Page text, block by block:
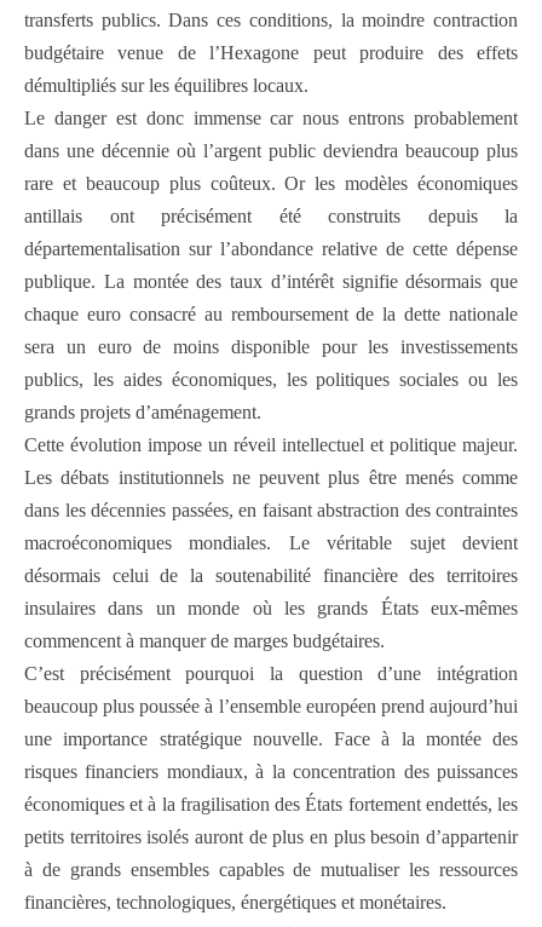
transferts publics. Dans ces conditions, la moindre contraction
budgétaire venue de l’Hexagone peut produire des effets
démultipliés sur les équilibres locaux.
Le danger est donc immense car nous entrons probablement
dans une décennie où l’argent public deviendra beaucoup plus
rare et beaucoup plus coûteux. Or les modèles économiques
antillais ont précisément été construits depuis la
départementalisation sur l’abondance relative de cette dépense
publique. La montée des taux d’intérêt signifie désormais que
chaque euro consacré au remboursement de la dette nationale
sera un euro de moins disponible pour les investissements
publics, les aides économiques, les politiques sociales ou les
grands projets d’aménagement.
Cette évolution impose un réveil intellectuel et politique majeur.
Les débats institutionnels ne peuvent plus être menés comme
dans les décennies passées, en faisant abstraction des contraintes
macroéconomiques mondiales. Le véritable sujet devient
désormais celui de la soutenabilité financière des territoires
insulaires dans un monde où les grands États eux-mêmes
commencent à manquer de marges budgétaires.
C’est précisément pourquoi la question d’une intégration
beaucoup plus poussée à l’ensemble européen prend aujourd’hui
une importance stratégique nouvelle. Face à la montée des
risques financiers mondiaux, à la concentration des puissances
économiques et à la fragilisation des États fortement endettés, les
petits territoires isolés auront de plus en plus besoin d’appartenir
à de grands ensembles capables de mutualiser les ressources
financières, technologiques, énergétiques et monétaires.